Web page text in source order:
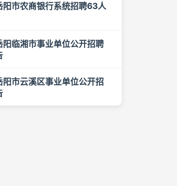
阳市农商银行系统招聘63人
阳临湘市事业单位公开招聘
阳市云溪区事业单位公开招